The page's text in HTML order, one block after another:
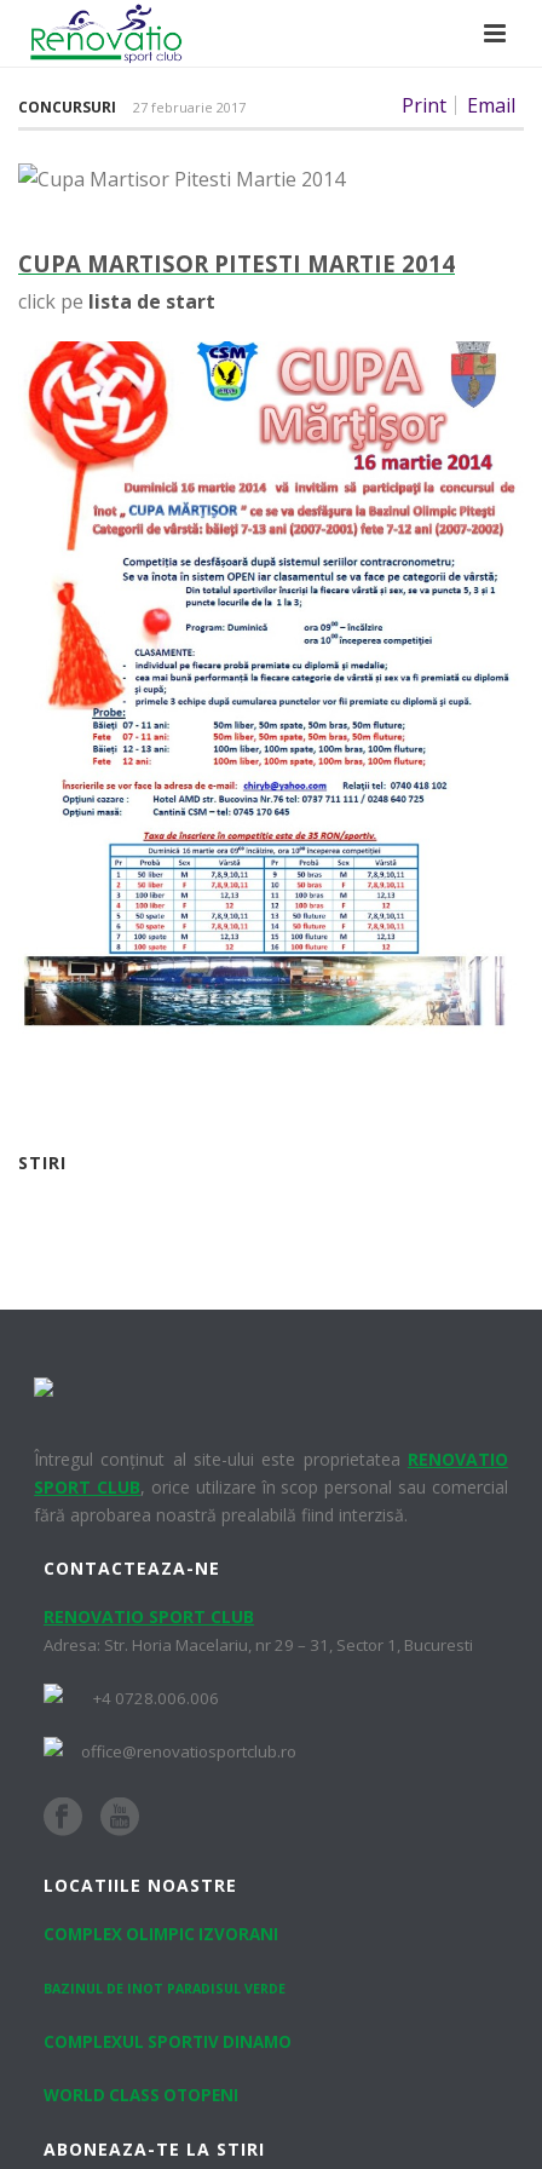
Print Email
CONCURSURI 27 februarie 2017
CUPA MARTISOR PITESTI MARTIE 2014
click pe lista de start
STIRI
Întregul conținut al site-ului este proprietatea RENOVATIO
SPORT CLUB, orice utilizare în scop personal sau comercial
fără aprobarea noastră prealabilă fiind interzisă.
CONTACTEAZA-NE
RENOVATIO SPORT CLUB
Adresa: Str. Horia Macelariu, nr 29 – 31, Sector 1, Bucuresti
+4 0728.006.006
office@renovatiosportclub.ro
LOCATIILE NOASTRE
COMPLEX OLIMPIC IZVORANI
BAZINUL DE INOT PARADISUL VERDE
COMPLEXUL SPORTIV DINAMO
WORLD CLASS OTOPENI
ABONEAZA-TE LA STIRI